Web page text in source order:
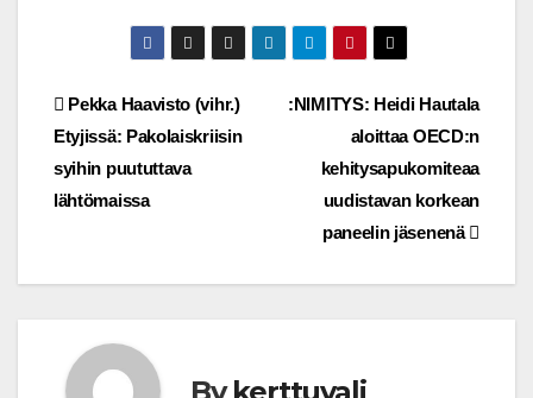
Post
navigation
:NIMITYS: Heidi Hautala
aloittaa OECD:n
kehitysapukomiteaa
uudistavan korkean
paneelin jäsenenä
Pekka Haavisto (vihr.)
Etyjissä: Pakolaiskriisin
syihin puututtava
lähtömaissa
Bykerttuvali